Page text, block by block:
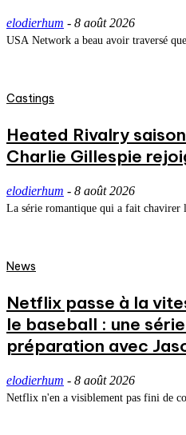
elodierhum - 8 août 2026
USA Network a beau avoir traversé
Castings
Heated Rivalry
Charlie Gillespie
elodierhum - 8 août 2026
La série romantique qui a fait chavirer
News
Netflix passe à la
le baseball : une
préparation avec
elodierhum - 8 août 2026
Netflix n'en a visiblement pas fini de